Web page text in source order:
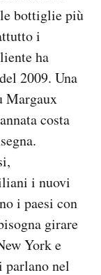
le bottiglie più
i
ha
2009. Una
Margaux
costa
i nuovi
i paesi con
girare
York e
parlano nel